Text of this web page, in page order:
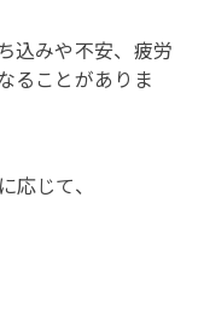
込みや不安、疲労
ることがありま
じて、